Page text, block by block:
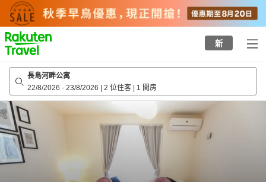
to
top
page
新
長島河畔公寓
22/8/2026 - 23/8/2026 | 2 位住客 | 1 間房